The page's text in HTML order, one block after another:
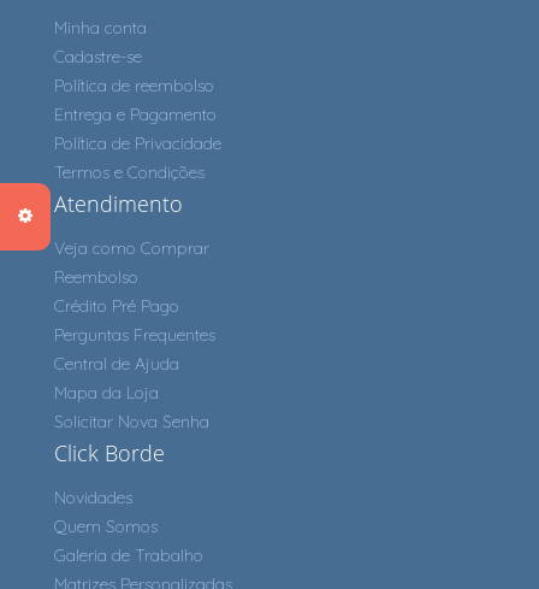
Minha conta
Cadastre-se
Política de reembolso
Entrega e Pagamento
Política de Privacidade
Termos e Condições
Atendimento
Veja como Comprar
Reembolso
Crédito Pré Pago
Perguntas Frequentes
Central de Ajuda
Mapa da Loja
Solicitar Nova Senha
Click Borde
Novidades
Quem Somos
Galeria de Trabalho
Matrizes Personalizadas